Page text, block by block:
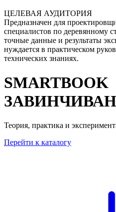
ЦЕЛЕВАЯ АУДИТОРИЯ
Предназначен для
специалистов по деревянному
точные данные и результаты
нуждается в практическом
технических знаниях.
SMARTBOOK
Теория, практика и
Перейти к каталогу